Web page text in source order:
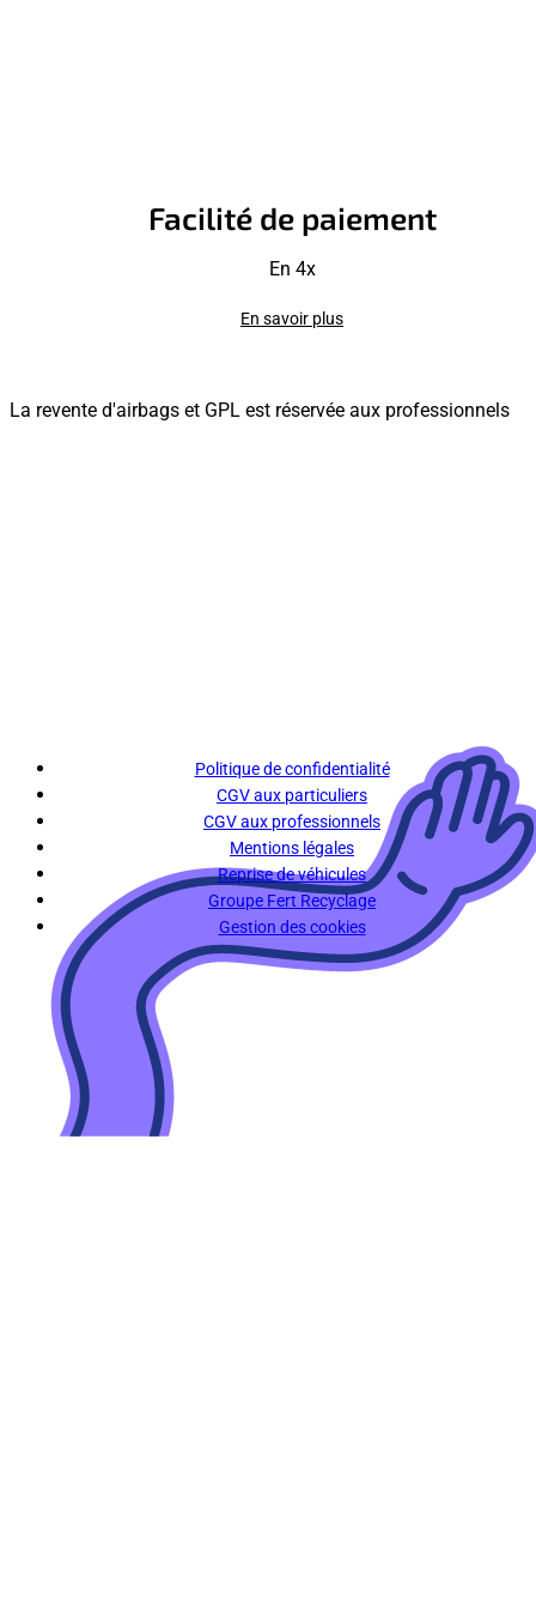
Facilité de paiement
En 4x
En savoir plus
La revente d'airbags et GPL est réservée aux professionnels
Politique de confidentialité
CGV aux particuliers
CGV aux professionnels
Mentions légales
Reprise de véhicules
Groupe Fert Recyclage
Gestion des cookies